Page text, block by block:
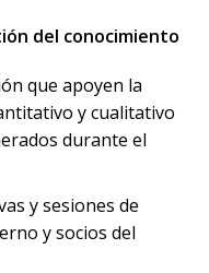
del conocimiento
que apoyen la
y cualitativo
durante el
y sesiones de
y socios del